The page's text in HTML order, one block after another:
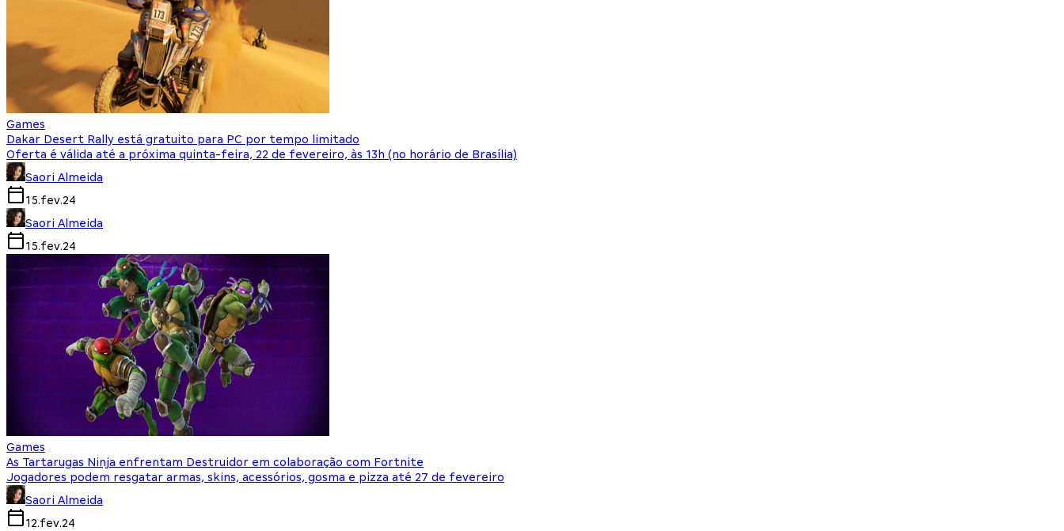
Games
Dakar Desert Rally está gratuito para PC por tempo limitado
Oferta é válida até a próxima quinta-feira, 22 de fevereiro, às 13h (no horário de Brasília)
Saori Almeida
15.fev.24
Saori Almeida
15.fev.24
Games
As Tartarugas Ninja enfrentam Destruidor em colaboração com Fortnite
Jogadores podem resgatar armas, skins, acessórios, gosma e pizza até 27 de fevereiro
Saori Almeida
12.fev.24